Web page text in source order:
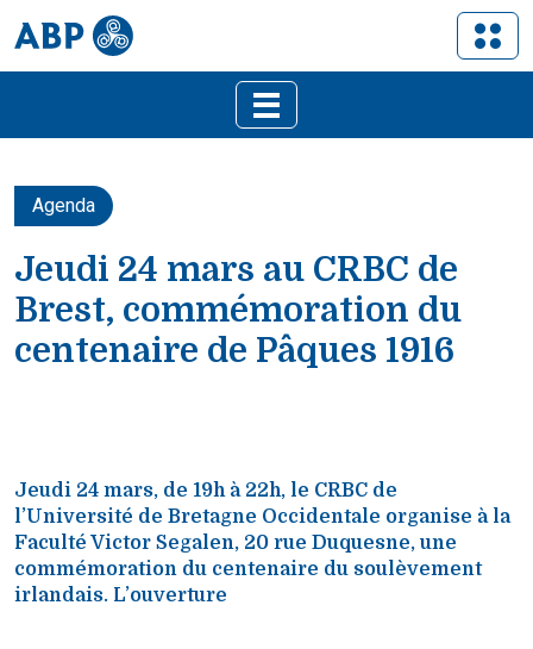
Agenda
Jeudi 24 mars au CRBC de
Brest, commémoration du
centenaire de Pâques 1916
Jeudi 24 mars, de 19h à 22h, le CRBC de
l’Université de Bretagne Occidentale organise à la
Faculté Victor Segalen, 20 rue Duquesne, une
commémoration du centenaire du soulèvement
irlandais. L’ouverture